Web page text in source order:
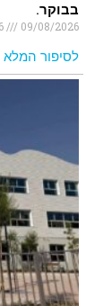
בבוקר.
09/08/2026
22:56
לסיפור המלא